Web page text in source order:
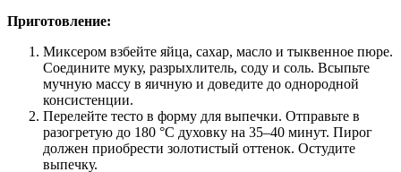
Приготовление:
Миксером взбейте яйца, сахар, масло и тыквенное пюре.
Соедините муку, разрыхлитель, соду и соль. Всыпьте
мучную массу в яичную и доведите до однородной
консистенции.
Перелейте тесто в форму для выпечки. Отправьте в
разогретую до 180 °C духовку на 35–40 минут. Пирог
должен приобрести золотистый оттенок. Остудите
выпечку.